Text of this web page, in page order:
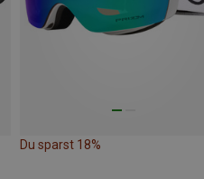
Du sparst 18%